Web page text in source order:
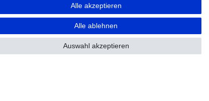
Alle akzeptieren
Alle ablehnen
Auswahl akzeptieren